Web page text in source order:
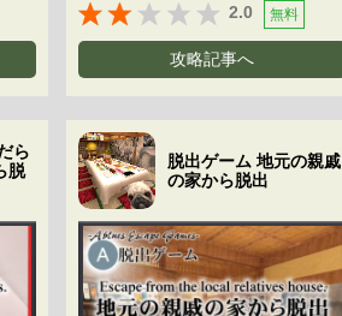
2.0
無料
攻略記事へ
ら
脱
脱出ゲーム 地元の親戚
の家から脱出